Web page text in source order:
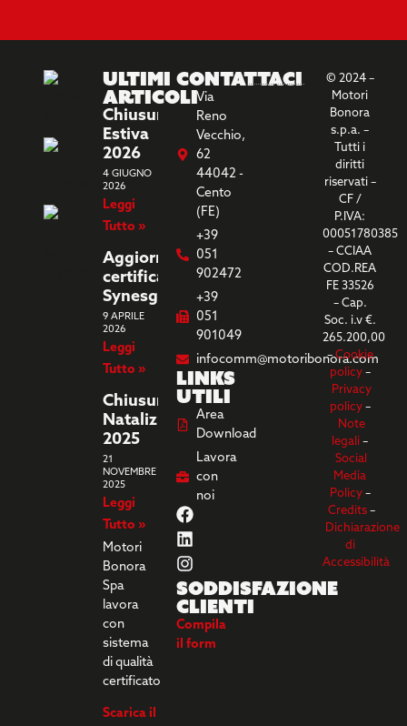
Ultimi
Articoli
Chiusura
Estiva
2026
4 GIUGNO
2026
Leggi
Tutto »
Aggiornamento
certificazione
Synesgy
9 APRILE
2026
Leggi
Tutto »
Chiusura
Natalizia
2025
21
NOVEMBRE
2025
Leggi
Tutto »
Motori
Bonora
Spa
lavora
con
sistema
di qualità
certificato
Scarica il
Contattaci
Via
Reno
Vecchio,
62
44042 -
Cento
(FE)
+39
051
902472
+39
051
901049
infocomm@motoribonora.com
Links
utili
Area
Download
Lavora
con
noi
Soddisfazione
clienti
Compila
il form
© 2024 –
Motori
Bonora
s.p.a. –
Tutti i
diritti
riservati –
CF /
P.IVA:
00051780385
– CCIAA
COD.REA
FE 33526
– Cap.
Soc. i.v €.
265.200,00
–Cookie
policy–
Privacy
policy–
Note
legali –
Social
Media
Policy–
Credits–
Dichiarazione
di
Accessibilità